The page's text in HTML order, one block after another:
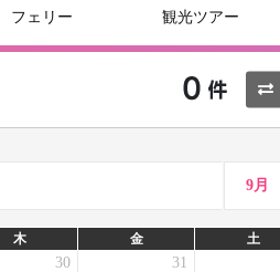
フェリー 観光ツアー
9月
木 金 土
30 31